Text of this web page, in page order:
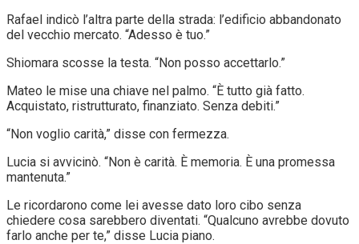
Rafael indicò l’altra parte della strada: l’edificio abbandonato
del vecchio mercato. “Adesso è tuo.”
Shiomara scosse la testa. “Non posso accettarlo.”
Mateo le mise una chiave nel palmo. “È tutto già fatto.
Acquistato, ristrutturato, finanziato. Senza debiti.”
“Non voglio carità,” disse con fermezza.
Lucia si avvicinò. “Non è carità. È memoria. È una promessa
mantenuta.”
Le ricordarono come lei avesse dato loro cibo senza
chiedere cosa sarebbero diventati. “Qualcuno avrebbe dovuto
farlo anche per te,” disse Lucia piano.